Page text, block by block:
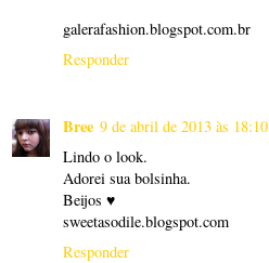
galerafashion.blogspot.com.br
Responder
Bree 9 de abril de 2013 às 18:10
Lindo o look.
Adorei sua bolsinha.
Beijos ♥
sweetasodile.blogspot.com
Responder